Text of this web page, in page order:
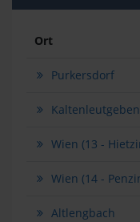
Ort
Purkersdorf
Kaltenleutgeben
Wien (13 -
Wien (14 -
Altlengbach